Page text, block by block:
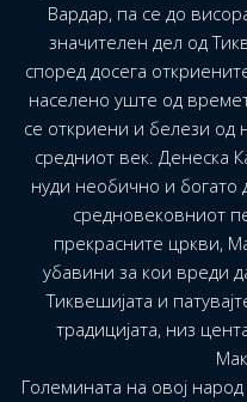
Вардар, па се до
значителен дел од
според досега
населено уште од
се откриени и белези од
средниот век. Денеска
нуди необично и
средновековниот
прекрасните цркви,
убавини за кои вреди
Тиквешијата и
традицијата, низ
Големината на овој